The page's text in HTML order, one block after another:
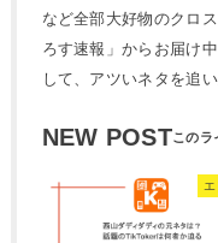
など全部大好物のクロ
ろす速報」からお届け
して、アツいネタを追
NEW POST
エ